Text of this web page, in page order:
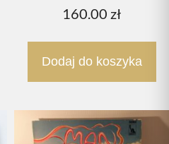
160.00 zł
Dodaj do koszyka